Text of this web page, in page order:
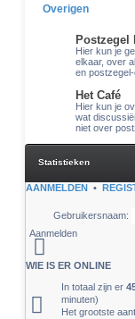
Overigen
Postzegel
Hier kun je
elkaar, over
en postzegel-
Het Café
Hier kun je
wat
niet over
Statistieken
AANMELDEN •
Gebruikersnaam:
WIE IS ER ONLINE
In totaal zijn er
minuten)
Het grootste